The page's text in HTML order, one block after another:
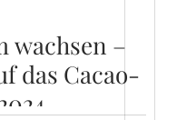
wachsen –
das Cacao-